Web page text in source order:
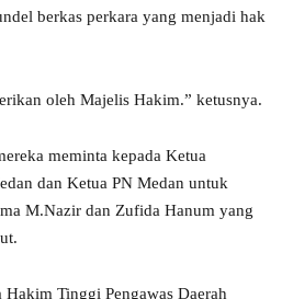
berkas perkara yang menjadi hak
oleh Majelis Hakim.” ketusnya.
meminta kepada Ketua
dan Ketua PN Medan untuk
M.Nazir dan Zufida Hanum yang
Tinggi Pengawas Daerah